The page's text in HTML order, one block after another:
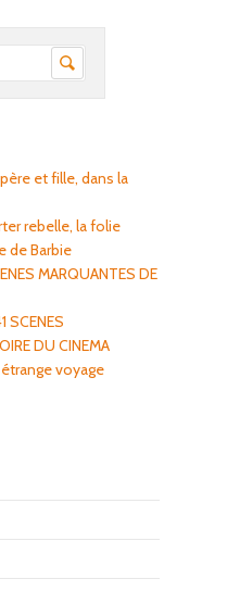
et fille, dans la
rebelle, la folie
de Barbie
MARQUANTES DE
SCENES
DU CINEMA
voyage